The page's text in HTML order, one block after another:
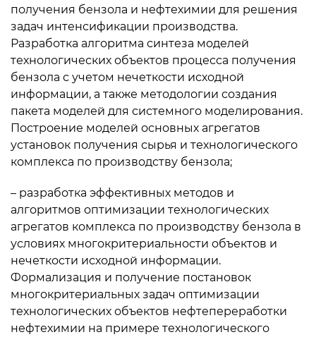
получения бензола и нефтехимии для решения
задач интенсификации производства.
Разработка алгоритма синтеза моделей
технологических объектов процесса получения
бензола с учетом нечеткости исходной
информации, а также методологии создания
пакета моделей для системного моделирования.
Построение моделей основных агрегатов
установок получения сырья и технологического
комплекса по производству бензола;
– разработка эффективных методов и
алгоритмов оптимизации технологических
агрегатов комплекса по производству бензола в
условиях многокритериальности объектов и
нечеткости исходной информации.
Формализация и получение постановок
многокритериальных задач оптимизации
технологических объектов нефтепереработки
нефтехимии на примере технологического